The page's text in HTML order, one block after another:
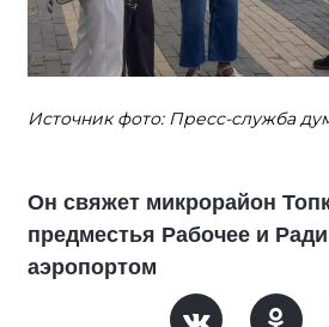
Источник фото: Пресс-служба
Он свяжет микрорайон
предместья Рабочее и
аэропортом